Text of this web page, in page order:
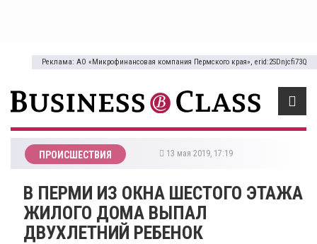
Реклама: АО «Микрофинансовая компания Пермского края», erid:2SDnjcfi73Q
ПРОИСШЕСТВИЯ 13 мая 2019, 17:19
В ПЕРМИ ИЗ ОКНА ШЕСТОГО ЭТАЖА
ЖИЛОГО ДОМА ВЫПАЛ
ДВУХЛЕТНИЙ РЕБЕНОК